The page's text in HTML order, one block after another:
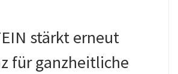
stärkt erneut
für ganzheitliche